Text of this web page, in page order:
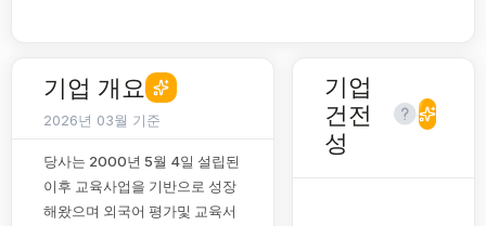
기업 개요
2026년 03월 기준
당사는 2000년 5월 4일 설립된
이후 교육사업을 기반으로 성장
해왔으며 외국어 평가및 교육서
기업
건전
성